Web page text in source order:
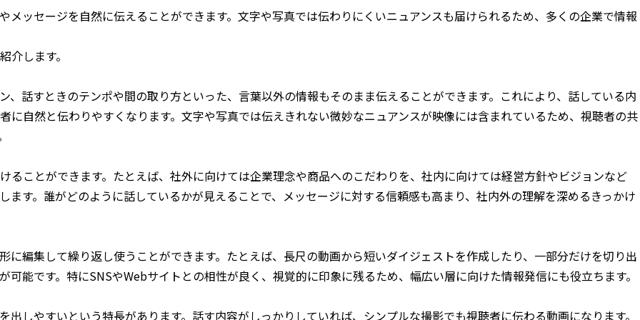
ッセージを自然に伝えることができます。文字や写真では伝わりにくいニュアンスも届けられるため、多くの企業で情報
介します。
話すときのテンポや間の取り方といった、言葉以外の情報もそのまま伝えることができます。これにより、話している内
自然と伝わりやすくなります。文字や写真では伝えきれない微妙なニュアンスが映像には含まれているため、視聴者の共
ことができます。たとえば、社外に向けては企業理念や商品へのこだわりを、社内に向けては経営方針やビジョンなど
す。誰がどのように話しているかが見えることで、メッセージに対する信頼感も高まり、社内外の理解を深めるきっかけ
編集して繰り返し使うことができます。たとえば、長尺の動画から短いダイジェストを作成したり、一部分だけを切り出
能です。特にSNSやWebサイトとの相性が良く、視覚的に印象に残るため、幅広い層に向けた情報発信にも役立ちます。
しやすいという特長があります。話す内容がしっかりしていれば、シンプルな撮影でも視聴者に伝わる動画になります。